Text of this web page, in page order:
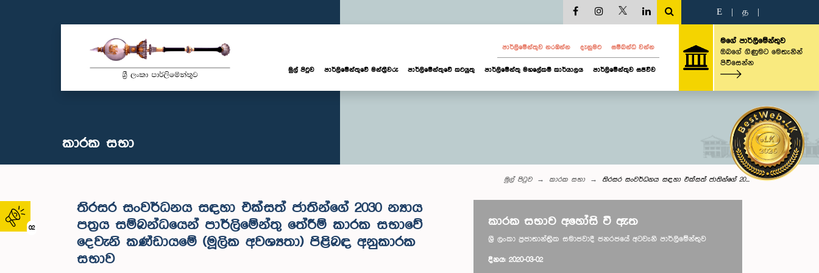
02
E த
පාර්ලි‌මේන්තුව නරඹන්න දැනුමට සම්බන්ධ වන්න
මුල් පිටුව පාර්ලි‌මේන්තුවේ මන්ත්‍රීවරු පාර්ලිමේන්තුවේ කටයුතු පාර්ලිමේන්තු මහලේකම් කාර්යාලය පාර්ලිමේන්තුව සජීවීව
මගේ පාර්ලිමේන්තුව
ඔබගේ ගිණුමට මෙතැනින්
පිවිසෙන්න
කාරක සභා
මුල් පිටුව කාරක සභා තිරසර සංවර්ධනය සඳහා එක්සත් ජාතින්ගේ 20...
තිරසර සංවර්ධනය සඳහා එක්සත් ජාතින්ගේ 2030 න්‍යාය
පත්‍රය සම්බන්ධයෙන් පාර්ලිමේන්තු තේරීම් කාරක සභාවේ
දෙවැනි කණ්ඩායමේ (මූලික අවශ්‍යතා) පිළිබඳ අනුකාරක
සභාව
කාරක සභාව අහෝසි වී ඇත
ශ්‍රී ලංකා ප්‍රජාතාන්ත්‍රික සමාජවාදී ජනරජයේ අටවැනි පාර්ලිමේන්තුව
දිනය: 2020-03-02